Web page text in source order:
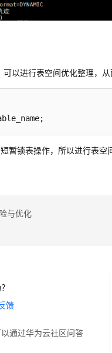
以进行表空间优化整理，从
暂锁表操作，所以进行表空
与优化
馈
通过华为云社区问答